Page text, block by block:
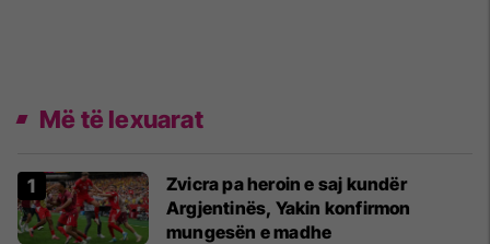
Më të lexuarat
Zvicra pa heroin e saj kundër
Argjentinës, Yakin konfirmon
mungesën e madhe